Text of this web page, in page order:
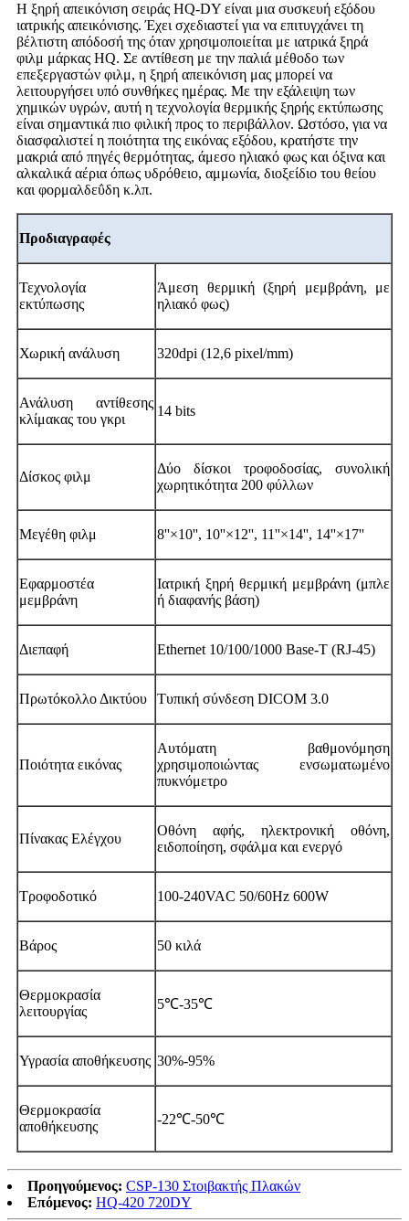
Η ξηρή απεικόνιση σειράς HQ-DY είναι μια συσκευή εξόδου
ιατρικής απεικόνισης. Έχει σχεδιαστεί για να επιτυγχάνει τη
βέλτιστη απόδοσή της όταν χρησιμοποιείται με ιατρικά ξηρά
φιλμ μάρκας HQ. Σε αντίθεση με την παλιά μέθοδο των
επεξεργαστών φιλμ, η ξηρή απεικόνιση μας μπορεί να
λειτουργήσει υπό συνθήκες ημέρας. Με την εξάλειψη των
χημικών υγρών, αυτή η τεχνολογία θερμικής ξηρής εκτύπωσης
είναι σημαντικά πιο φιλική προς το περιβάλλον. Ωστόσο, για να
διασφαλιστεί η ποιότητα της εικόνας εξόδου, κρατήστε την
μακριά από πηγές θερμότητας, άμεσο ηλιακό φως και όξινα και
αλκαλικά αέρια όπως υδρόθειο, αμμωνία, διοξείδιο του θείου
και φορμαλδεΰδη κ.λπ.
Προδιαγραφές
Τεχνολογία
εκτύπωσης
Άμεση θερμική (ξηρή μεμβράνη, με
ηλιακό φως)
Χωρική ανάλυση 320dpi (12,6 pixel/mm)
Ανάλυση αντίθεσης
κλίμακας του γκρι
14 bits
Δίσκος φιλμ
Δύο δίσκοι τροφοδοσίας, συνολική
χωρητικότητα 200 φύλλων
Μεγέθη φιλμ 8''×10'', 10''×12'', 11''×14'', 14''×17''
Εφαρμοστέα
μεμβράνη
Ιατρική ξηρή θερμική μεμβράνη (μπλε
ή διαφανής βάση)
Διεπαφή Ethernet 10/100/1000 Base-T (RJ-45)
Πρωτόκολλο Δικτύου Τυπική σύνδεση DICOM 3.0
Ποιότητα εικόνας
Αυτόματη βαθμονόμηση
χρησιμοποιώντας ενσωματωμένο
πυκνόμετρο
Πίνακας Ελέγχου
Οθόνη αφής, ηλεκτρονική οθόνη,
ειδοποίηση, σφάλμα και ενεργό
Τροφοδοτικό 100-240VAC 50/60Hz 600W
Βάρος 50 κιλά
Θερμοκρασία
λειτουργίας
5℃-35℃
Υγρασία αποθήκευσης 30%-95%
Θερμοκρασία
αποθήκευσης
-22℃-50℃
Προηγούμενος: CSP-130 Στοιβακτής Πλακών
Επόμενος: HQ-420 720DY